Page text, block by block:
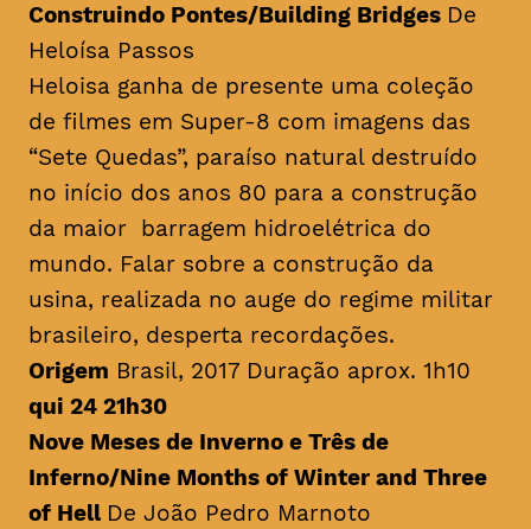
Construindo Pontes/Building Bridges De
Heloísa Passos
Heloisa ganha de presente uma coleção
de filmes em Super-8 com imagens das
“Sete Quedas”, paraíso natural destruído
no início dos anos 80 para a construção
da maior barragem hidroelétrica do
mundo. Falar sobre a construção da
usina, realizada no auge do regime militar
brasileiro, desperta recordações.
Origem Brasil, 2017 Duração aprox. 1h10
qui 24 21h30
Nove Meses de Inverno e Três de
Inferno/Nine Months of Winter and Three
of Hell De João Pedro Marnoto